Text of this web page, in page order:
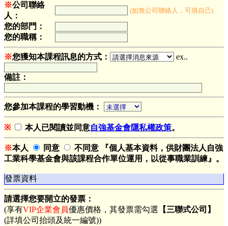
※公司聯絡
人：
(如無公司聯絡人，可填自己)
您的部門：
您的職稱：
※您獲知本課程訊息的方式： ex..
備註：
您參加本課程的學習動機：
※ 本人已閱讀並同意自強基金會隱私權政策。
※本人 同意
不同意 『個人基本資料，供財團法人自強
工業科學基金會與該課程合作單位運用，以從事職業訓練』。
發票資料
請選擇您要開立的發票：
(享有VIP企業會員優惠價格，其發票需勾選 【三聯式公司】
(詳填公司抬頭及統一編號))